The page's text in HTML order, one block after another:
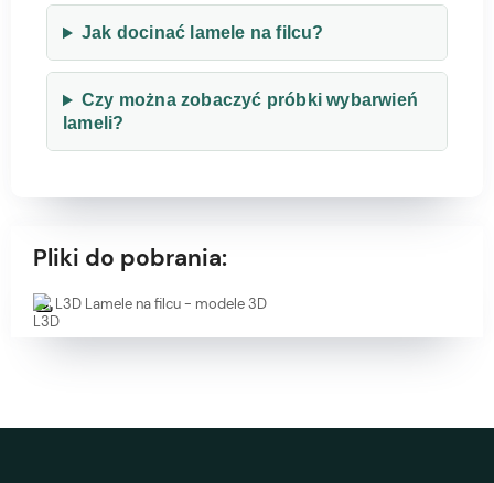
Jak docinać lamele na filcu?
Czy można zobaczyć próbki wybarwień
lameli?
Pliki do pobrania:
L3D Lamele na filcu - modele 3D